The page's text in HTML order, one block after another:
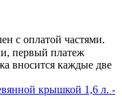
с оплатой частями.
первый платеж
вносится каждые две
крышкой 1,6 л. -